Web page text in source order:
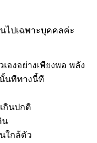
ไปเฉพาะบุคคลค่ะ
งอย่างเพียงพอ พลัง
นทีทางนี้ที
กินปกติ
น
ใกล้ตัว